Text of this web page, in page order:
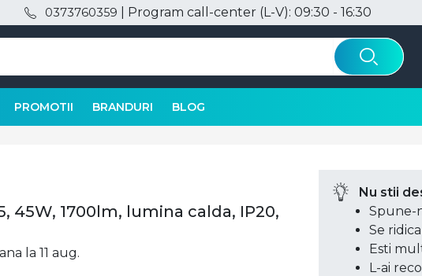
0373760359 | Program call-center (L-V): 09:30 - 16:30
PROMOTII BRANDURI BLOG
45W, 1700lm, lumina calda, IP20,
la 11 aug.
Nu stii
Spune-
Se
Esti
L-ai